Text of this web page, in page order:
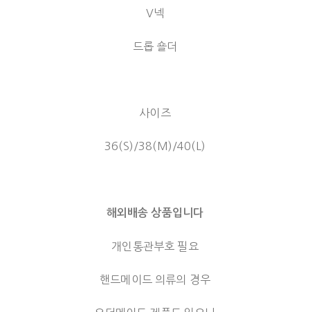
V넥
드롭 숄더
사이즈
36(S)/38(M)/40(L)
해외배송 상품입니다
개인통관부호 필요
핸드메이드 의류의 경우